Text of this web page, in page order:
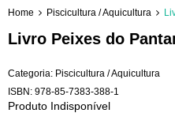
Home Piscicultura / Aquicultura
Livro Peixes do
Categoria: Piscicultura / Aquicultura
ISBN: 978-85-7383-388-1
Produto Indisponível